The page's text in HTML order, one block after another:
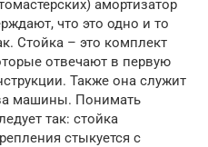
амортизатор
что это одно и то
Стойка – это комплект
отвечают в первую
Также она служит
машины. Понимать
так: стойка
стыкуется с